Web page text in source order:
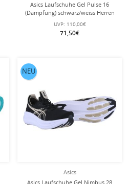
Asics Laufschuhe Gel Pulse 16
(Dämpfung) schwarz/weiss Herren
UVP: 110,00€
71,50€
Asics
Asics Laufschuhe Gel Nimbus 28
NEU